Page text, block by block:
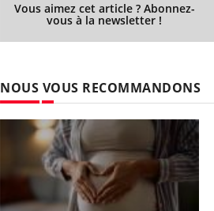
Vous aimez cet article ? Abonnez-
vous à la newsletter !
NOUS VOUS RECOMMANDONS